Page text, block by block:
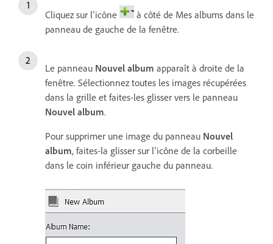
Cliquez sur l’icône
à côté de Mes albums dans le
panneau de gauche de la fenêtre.
Le panneau Nouvel album apparaît à droite de la
fenêtre. Sélectionnez toutes les images récupérées
dans la grille et faites-les glisser vers le panneau
Nouvel album.
Pour supprimer une image du panneau Nouvel
album, faites-la glisser sur l’icône de la corbeille
dans le coin inférieur gauche du panneau.